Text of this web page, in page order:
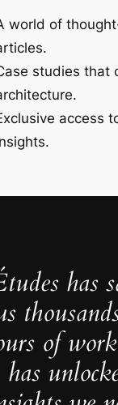
world of
studies that
access
has
of
has